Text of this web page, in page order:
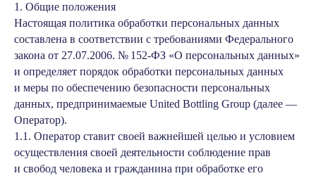
1. Общие положения
Настоящая политика обработки персональных данных
составлена в соответствии с требованиями Федерального
закона от 27.07.2006. № 152-ФЗ «О персональных данных»
и определяет порядок обработки персональных данных
и меры по обеспечению безопасности персональных
данных, предпринимаемые United Bottling Group (далее —
Оператор).
1.1. Оператор ставит своей важнейшей целью и условием
осуществления своей деятельности соблюдение прав
и свобод человека и гражданина при обработке его